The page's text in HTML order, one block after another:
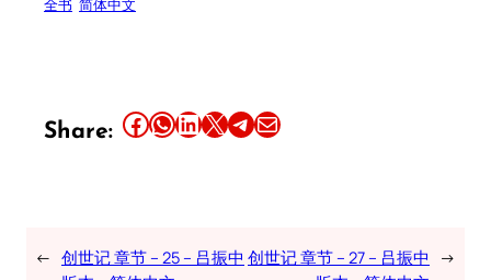
全书 简体中文
Share: Share this article on Facebook Share this article on WhatsApp Share this article on LinkedIn Share this article on X Share this article on TelegramEmail this Article
← 创世记 章节 – 25 – 吕振中 创世记 章节 – 27 – 吕振中
→